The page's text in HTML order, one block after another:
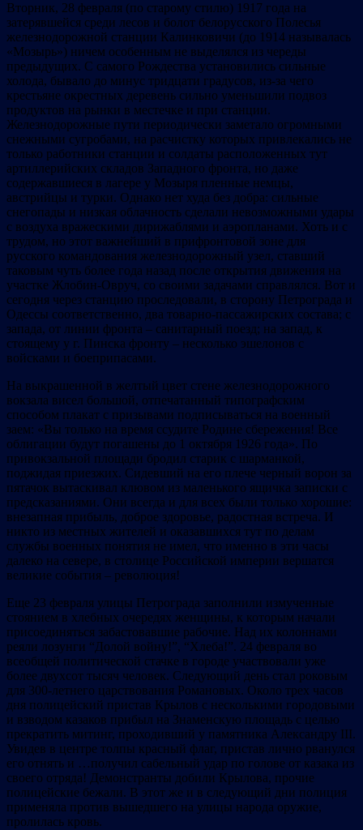
Вторник, 28 февраля (по старому стилю) 1917 года на
затерявшейся среди лесов и болот белорусского Полесья
железнодорожной станции Калинковичи (до 1914 называлась
«Мозырь») ничем особенным не выделялся из череды
предыдущих. С самого Рождества установились сильные
холода, бывало до минус тридцати градусов, из-за чего
крестьяне окрестных деревень сильно уменьшили подвоз
продуктов на рынки в местечке и при станции.
Железнодорожные пути периодически заметало огромными
снежными сугробами, на расчистку которых привлекались не
только работники станции и солдаты расположенных тут
артиллерийских складов Западного фронта, но даже
содержавшиеся в лагере у Мозыря пленные немцы,
австрийцы и турки. Однако нет худа без добра: сильные
снегопады и низкая облачность сделали невозможными удары
с воздуха вражескими дирижаблями и аэропланами. Хоть и с
трудом, но этот важнейший в прифронтовой зоне для
русского командования железнодорожный узел, ставший
таковым чуть более года назад после открытия движения на
участке Жлобин-Овруч, со своими задачами справлялся. Вот и
сегодня через станцию проследовали, в сторону Петрограда и
Одессы соответственно, два товарно-пассажирских состава; с
запада, от линии фронта – санитарный поезд; на запад, к
стоящему у г. Пинска фронту – несколько эшелонов с
войсками и боеприпасами.
На выкрашенной в желтый цвет стене железнодорожного
вокзала висел большой, отпечатанный типографским
способом плакат с призывами подписываться на военный
заем: «Вы только на время ссудите Родине сбережения! Все
облигации будут погашены до 1 октября 1926 года». По
привокзальной площади бродил старик с шарманкой,
поджидая приезжих. Сидевший на его плече черный ворон за
пятачок вытаскивал клювом из маленького ящичка записки с
предсказаниями. Они всегда и для всех были только хорошие:
внезапная прибыль, доброе здоровье, радостная встреча. И
никто из местных жителей и оказавшихся тут по делам
службы военных понятия не имел, что именно в эти часы
далеко на севере, в столице Российской империи вершатся
великие события – революция!
Еще 23 февраля улицы Петрограда заполнили измученные
стоянием в хлебных очередях женщины, к которым начали
присоединяться забастовавшие рабочие. Над их колоннами
реяли лозунги “Долой войну!”, “Хлеба!”. 24 февраля во
всеобщей политической стачке в городе участвовали уже
более двухсот тысяч человек. Следующий день стал роковым
для 300-летнего царствования Романовых. Около трех часов
дня полицейский пристав Крылов с несколькими городовыми
и взводом казаков прибыл на Знаменскую площадь с целью
прекратить митинг, проходивший у памятника Александру III.
Увидев в центре толпы красный флаг, пристав лично рванулся
его отнять и …получил сабельный удар по голове от казака из
своего отряда! Демонстранты добили Крылова, прочие
полицейские бежали. В этот же и в следующий дни полиция
применяла против вышедшего на улицы народа оружие,
пролилась кровь.